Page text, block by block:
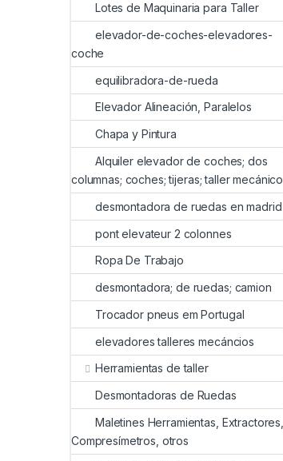
Lotes de Maquinaria para Taller
elevador-de-coches-elevadores-
coche
equilibradora-de-rueda
Elevador Alineación, Paralelos
Chapa y Pintura
Alquiler elevador de coches; dos
columnas; coches; tijeras; taller mecánico
desmontadora de ruedas en madrid
pont elevateur 2 colonnes
Ropa De Trabajo
desmontadora; de ruedas; camion
Trocador pneus em Portugal
elevadores talleres mecáncios
Herramientas de taller
Desmontadoras de Ruedas
Maletines Herramientas, Extractores,
Compresímetros, otros